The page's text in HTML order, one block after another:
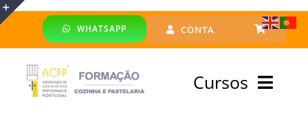
Skip
WHATSAPP CONTA
Cursos